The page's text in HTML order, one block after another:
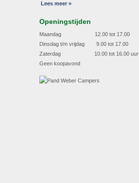
Lees meer »
Openingstijden
Maandag 12.00 tot 17.00
Dinsdag t/m vrijdag 9.00 tot 17.00
Zaterdag 10.00 tot 16.00 uur
Geen koopavond